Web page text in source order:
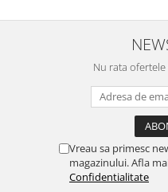
Nu rata
Vreau sa primesc
magazinului. Afla
Confidentialitate